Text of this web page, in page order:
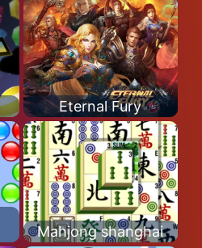
Eternal Fury
Mahjong shanghai